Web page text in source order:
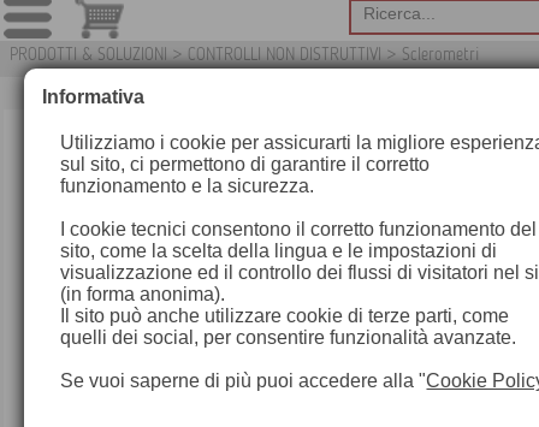
PRODOTTI & SOLUZIONI > CONTROLLI NON DISTRUTTIVI > Sclerometri
Informativa
Utilizziamo i cookie per assicurarti la migliore
sul sito, ci permettono di garantire il corretto
funzionamento e la sicurezza.
I cookie tecnici consentono il corretto funzionamento del
sito, come la scelta della lingua e le impostazioni di
visualizzazione ed il controllo dei flussi di visitatori nel
(in forma anonima).
Il sito può anche utilizzare cookie di terze parti, come
quelli dei social, per consentire funzionalità avanzate.
Se vuoi saperne di più puoi accedere alla "Cookie